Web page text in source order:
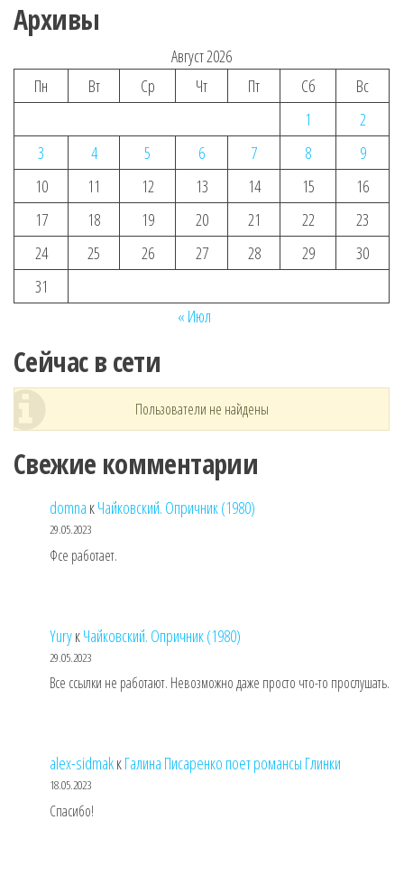
Архивы
Август 2026
Пн
Вт Ср Чт Пт Сб
Вс
1
2
3
4 5 6 7 8
9
10
11 12 13 14 15
16
17
18 19 20 21 22
23
24
25 26 27 28 29
30
31
« Июл
Сейчас в сети
Пользователи не найдены
Свежие комментарии
domna кЧайковский. Опричник (1980)
29.05.2023
Фсе работает.
YuryкЧайковский. Опричник (1980)
29.05.2023
Все ссылки не работают. Невозможно даже просто что-то прослушать.
alex-sidmakкГалина Писаренко поет романсы Глинки
18.05.2023
Спасибо!